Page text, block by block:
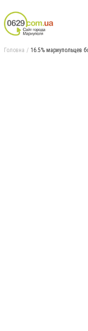
Головна 16.5% мариупольцев